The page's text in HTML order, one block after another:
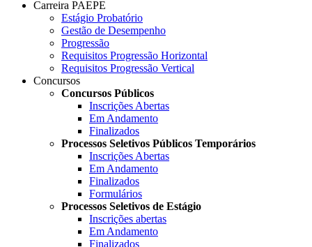
Carreira PAEPE
Estágio Probatório
Gestão de Desempenho
Progressão
Requisitos Progressão Horizontal
Requisitos Progressão Vertical
Concursos
Concursos Públicos
Inscrições Abertas
Em Andamento
Finalizados
Processos Seletivos Públicos Temporários
Inscrições Abertas
Em Andamento
Finalizados
Formulários
Processos Seletivos de Estágio
Inscrições abertas
Em Andamento
Finalizados